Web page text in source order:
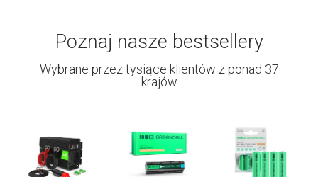
Poznaj nasze bestsellery
Wybrane przez tysiące klientów z ponad 37
krajów